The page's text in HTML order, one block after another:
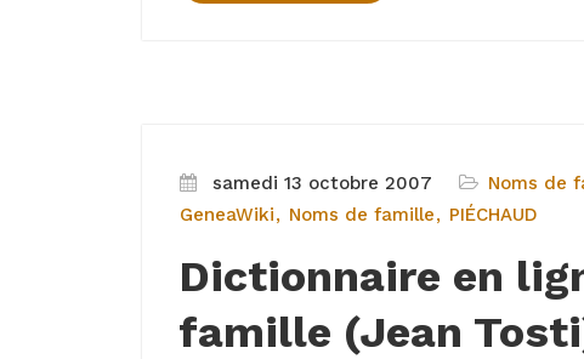
samedi 13 octobre 2007 Noms de
GeneaWiki
Noms de famille PIÉCHAUD
Dictionnaire en
famille (Jean